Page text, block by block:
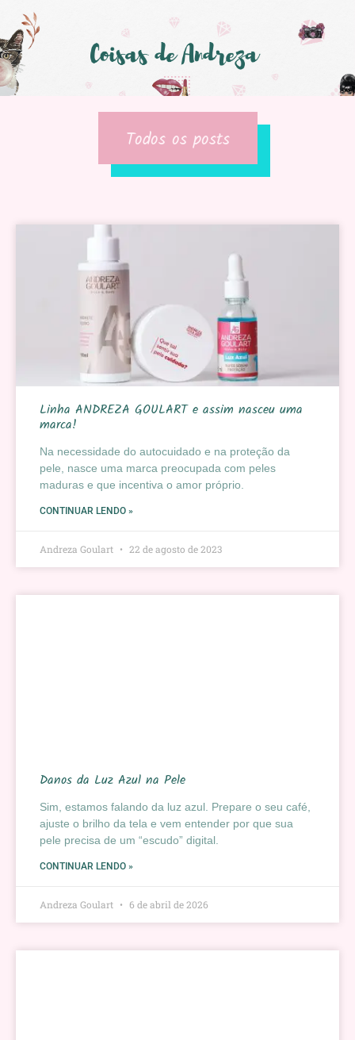
Todos os posts
Linha ANDREZA GOULART e assim nasceu uma
marca!
Na necessidade do autocuidado e na proteção da
pele, nasce uma marca preocupada com peles
maduras e que incentiva o amor próprio.
CONTINUAR LENDO »
Andreza Goulart 22 de agosto de 2023
Danos da Luz Azul na Pele
Sim, estamos falando da luz azul. Prepare o seu café,
ajuste o brilho da tela e vem entender por que sua
pele precisa de um “escudo” digital.
CONTINUAR LENDO »
Andreza Goulart 6 de abril de 2026